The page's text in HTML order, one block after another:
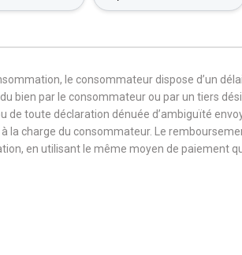
le consommateur dispose d’un
bien par le consommateur ou par un tiers
toute déclaration dénuée d’ambiguïté
la charge du consommateur. Le
en utilisant le même moyen de paiement